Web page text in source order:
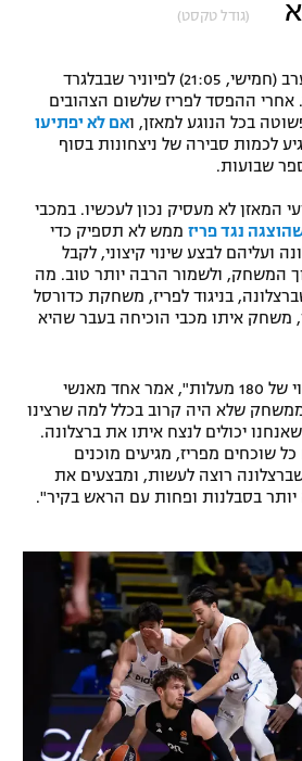
– "מרלן"
לבית עסק
א (גודל טקסט)
תעלה הערב (חמישי, 21:05) לפיוניר שבבלגרד
ההפסד לפריז שלשום הצהובים
בכל הנוגע למאזן, ואם לא יפתיעו
לכמות סבירה של ניצחונות בסוף
שבועות.
המאזן לא מעסיק נכון לעכשיו. במכבי
נגד פריז ממש לא תספיק כדי
ועליהם לבצע שינוי קיצוני, לקבל
המשחק, ולשמור הרבה יותר טוב. מה
בניגוד לפריז, משחקת כדורסל
משחק איתו מכבי הוכיחה בעבר שהיא
"אנחנו צריכים לבצע שינוי של 180 מעלות", אמר אחד מאנשי
שלא היה קרוב בכלל למה שרצינו
יכולים לנצח איתו את ברצלונה.
שוכחים מפריז, מגיעים מוכנים
רוצה לעשות, ומבצעים את
בסבלנות ופחות עם הראש בקיר".